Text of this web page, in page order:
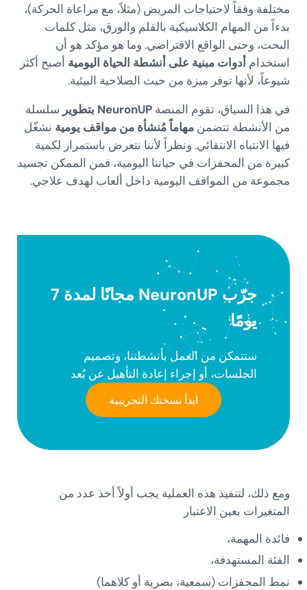
مختلفة وفقاً لاحتياجات المريض (مثلاً، مع مراعاة الحركة)،
بدءاً من المهام الكلاسيكية بالقلم والورق، مثل كلمات
البحث، وحتى الواقع الافتراضي. وما هو مؤكد هو أن
استخدام أدوات مبنية على أنشطة الحياة اليومية أصبح أكثر
شيوعاً، لأنها توفر ميزة من حيث الصلاحية البيئية.
في هذا السياق، تقوم المنصة NeuronUP بتطوير سلسلة
من الأنشطة تتضمن مهاماً مُنشأة من مواقف يومية نشغّل
فيها الانتباه الانتقائي. ونظراً لأننا نتعرض باستمرار لكمية
كبيرة من المحفزات في حياتنا اليومية، فمن الممكن تجسيد
مجموعة من المواقف اليومية داخل ألعاب لهدف علاجي.
جرّب NeuronUP مجانًا لمدة 7
يومًا
ستتمكن من العمل بأنشطتنا، وتصميم
الجلسات، أو إجراء إعادة التأهيل عن بُعد
ابدأ نسختك التجريبية
ومع ذلك، لتنفيذ هذه العملية يجب أولاً أخذ عدد من
المتغيرات بعين الاعتبار
فائدة المهمة،
الفئة المستهدفة،
نمط المحفزات (سمعية، بصرية أو كلاهما)